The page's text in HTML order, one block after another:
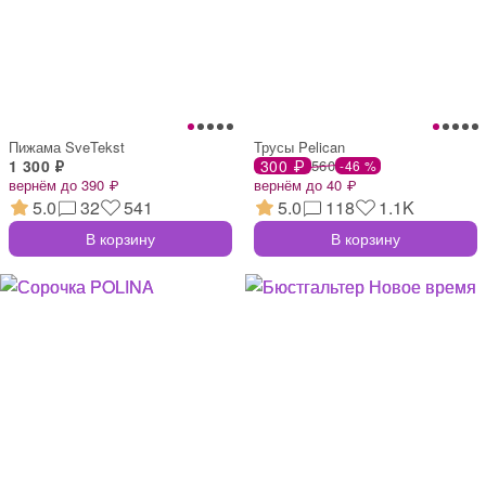
Пижама SveTekst
1 300 ₽
вернём до 390 ₽
5.0 32 541
В корзину
Трусы Pelican
300 ₽ 560 -46 %
вернём до 40 ₽
5.0 118 1.1K
В корзину